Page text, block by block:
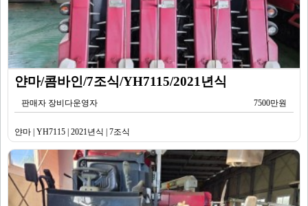
얀마/콤바인/7조식/YH7115/2021년식
판매자 장비다운영자 7500만원
얀마 | YH7115 | 2021년식 | 7조식